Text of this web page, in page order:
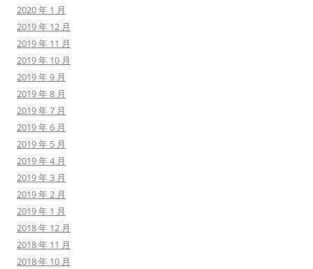
2020 年 1 月
2019 年 12 月
2019 年 11 月
2019 年 10 月
2019 年 9 月
2019 年 8 月
2019 年 7 月
2019 年 6 月
2019 年 5 月
2019 年 4 月
2019 年 3 月
2019 年 2 月
2019 年 1 月
2018 年 12 月
2018 年 11 月
2018 年 10 月